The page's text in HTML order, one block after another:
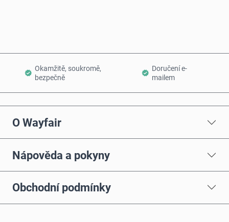
Okamžitě, soukromě,
bezpečně
Doručení e-
mailem
O Wayfair
Nápověda a pokyny
Obchodní podmínky